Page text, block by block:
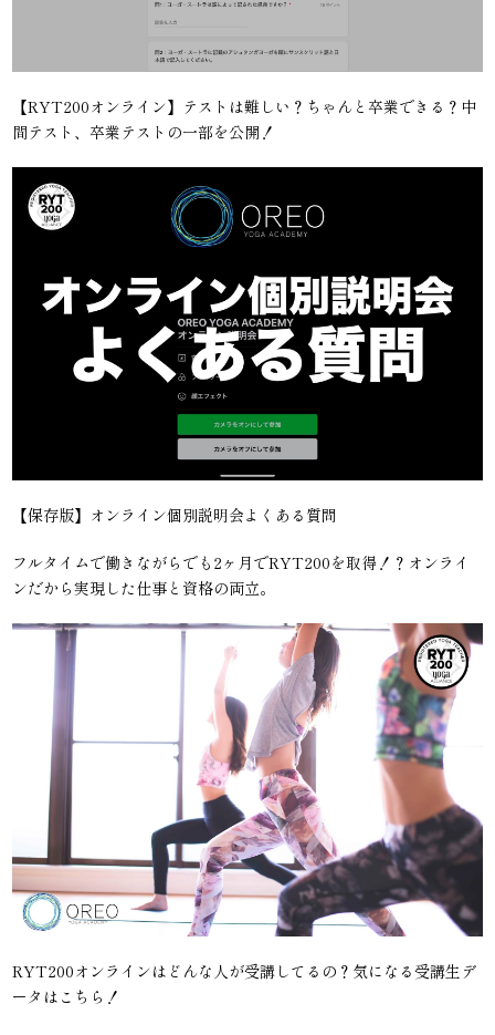
【RYT200オンライン】テストは難しい？ちゃんと卒業できる？中
間テスト、卒業テストの一部を公開！
【保存版】オンライン個別説明会よくある質問
フルタイムで働きながらでも2ヶ月でRYT200を取得！？オンライ
ンだから実現した仕事と資格の両立。
RYT200オンラインはどんな人が受講してるの？気になる受講生デ
ータはこちら！